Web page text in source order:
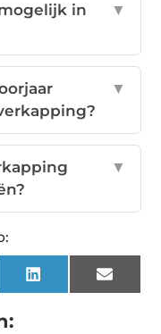
in
▼
▼
▼
LinkedInEmail